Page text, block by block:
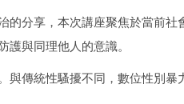
分享，本次講座聚焦於當前社
與同理他人的意識。
傳統性騷擾不同，數位性別暴